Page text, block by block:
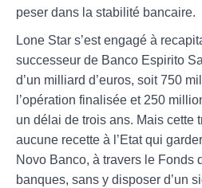
peser dans la stabilité bancaire.
Lone Star s’est engagé à
successeur de Banco Espirito
d’un milliard d’euros, soit 750
l’opération finalisée et 250
un délai de trois ans. Mais cette
aucune recette à l’Etat qui
Novo Banco, à travers le Fonds
banques, sans y disposer d’un